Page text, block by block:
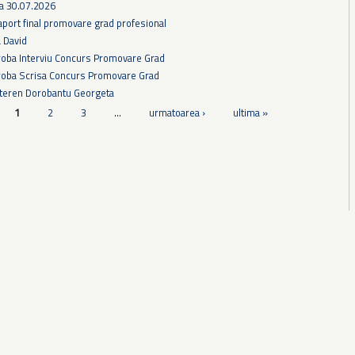
30.07.2026
final promovare grad profesional
Interviu Concurs Promovare Grad
Scrisa Concurs Promovare Grad
Dorobantu Georgeta
1
2 3 … urmatoarea › ultima »